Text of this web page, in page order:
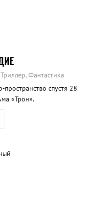
Фантастика
спустя 28
«Трон».